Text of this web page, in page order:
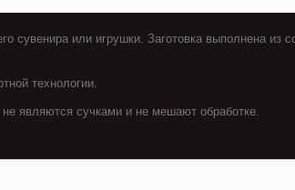
сувенира или игрушки. Заготовка выполнена из
технологии.
являются сучками и не мешают обработке.